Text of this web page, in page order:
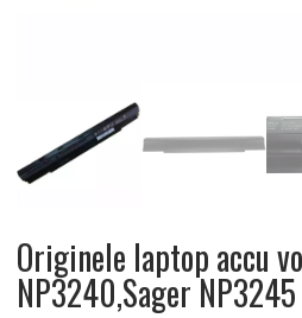
Originele laptop accu
NP3240,Sager NP3245